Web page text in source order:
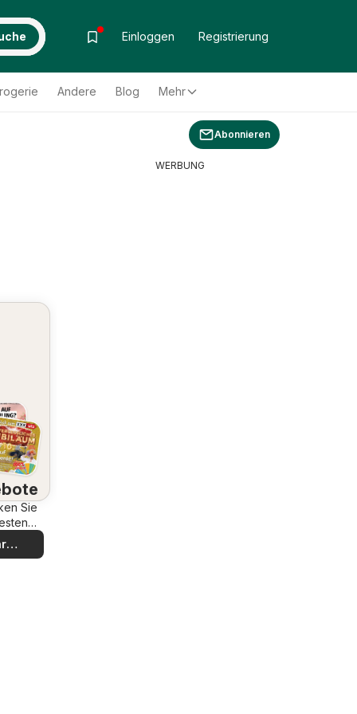
Einloggen Registrierung
Andere Blog Mehr
Abonnieren
Sie
WERBUNG